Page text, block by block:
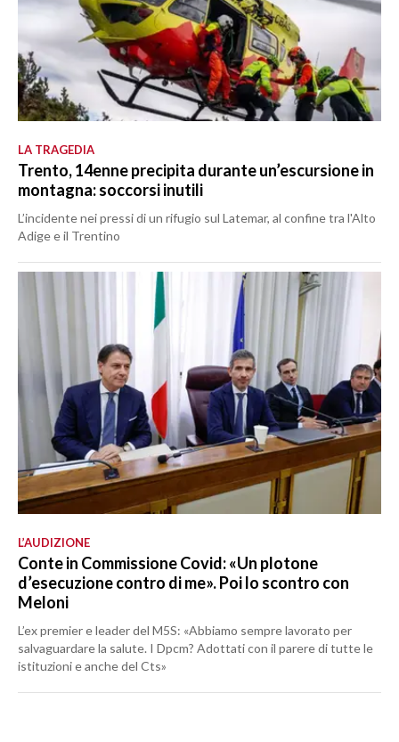
LA TRAGEDIA
Trento, 14enne precipita durante un’escursione in
montagna: soccorsi inutili
L’incidente nei pressi di un rifugio sul Latemar, al confine tra l'Alto
Adige e il Trentino
L’AUDIZIONE
Conte in Commissione Covid: «Un plotone
d’esecuzione contro di me». Poi lo scontro con
Meloni
L’ex premier e leader del M5S: «Abbiamo sempre lavorato per
salvaguardare la salute. I Dpcm? Adottati con il parere di tutte le
istituzioni e anche del Cts»